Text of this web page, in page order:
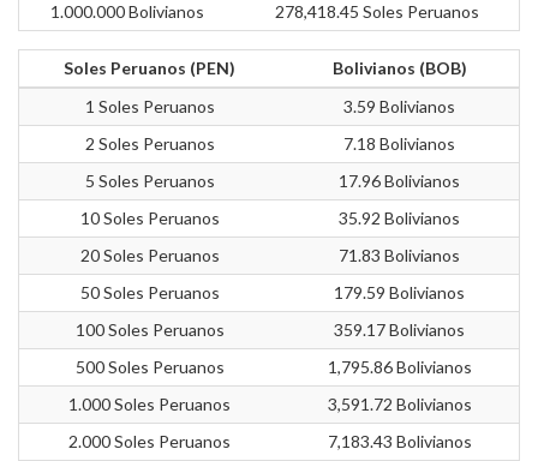
1.000.000 Bolivianos
278,418.45 Soles Peruanos
Soles Peruanos (PEN)
Bolivianos (BOB)
1 Soles Peruanos
3.59 Bolivianos
2 Soles Peruanos
7.18 Bolivianos
5 Soles Peruanos
17.96 Bolivianos
10 Soles Peruanos
35.92 Bolivianos
20 Soles Peruanos
71.83 Bolivianos
50 Soles Peruanos
179.59 Bolivianos
100 Soles Peruanos
359.17 Bolivianos
500 Soles Peruanos
1,795.86 Bolivianos
1.000 Soles Peruanos
3,591.72 Bolivianos
2.000 Soles Peruanos
7,183.43 Bolivianos